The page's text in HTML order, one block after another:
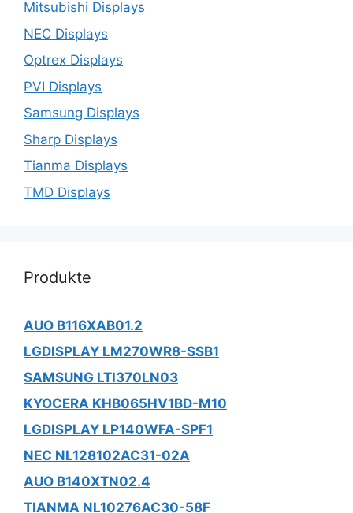
Mitsubishi Displays
NEC Displays
Optrex Displays
PVI Displays
Samsung Displays
Sharp Displays
Tianma Displays
TMD Displays
Produkte
AUO B116XAB01.2
LGDISPLAY LM270WR8-SSB1
SAMSUNG LTI370LN03
KYOCERA KHB065HV1BD-M10
LGDISPLAY LP140WFA-SPF1
NEC NL128102AC31-02A
AUO B140XTN02.4
TIANMA NL10276AC30-58F